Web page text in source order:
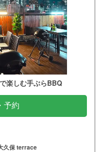
楽しむ手ぶらBBQ
予約
久保 terrace